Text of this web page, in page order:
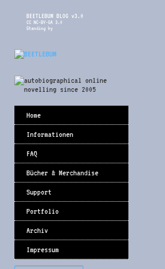
BEETLEBUM BLOG v3.0
CC NC-BY-SA 3.0
Standing by
Home
Informationen
FAQ
Bücher & Merchandise
Support
Portfolio
Archiv
Impressum